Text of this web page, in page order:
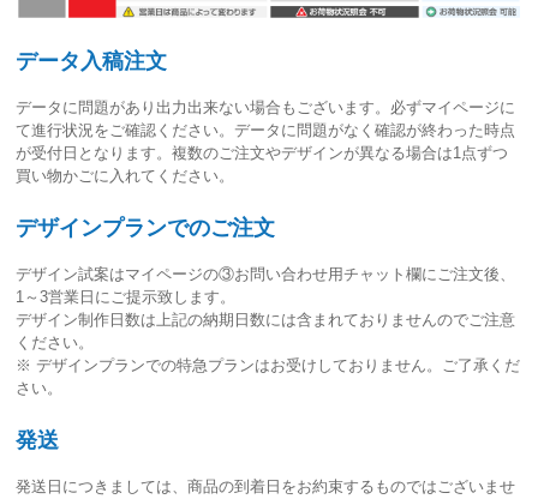
データ入稿注文
データに問題があり出力出来ない場合もございます。必ずマイページに
て進行状況をご確認ください。データに問題がなく確認が終わった時点
が受付日 となります。複数のご注文やデザインが異なる場合は1点ずつ
買い物かごに入れてください。
デザインプランでのご注文
デザイン試案はマイページの③お問い合わせ用チャット欄にご注文後、
1～3営業日 にご提示致します。
デザイン制作日数は上記の納期日数には含まれておりませんのでご注意
ください。
※ デザインプランでの特急プランはお受けしておりません。ご了承くだ
さい。
発送
発送日につきましては、商品の到着日をお約束するものではございませ